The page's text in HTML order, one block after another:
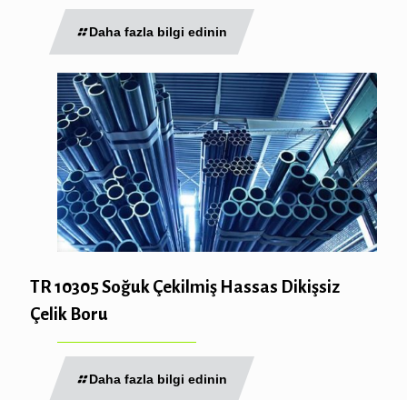
Daha fazla bilgi edinin
TR 10305 Soğuk Çekilmiş Hassas Dikişsiz
Çelik Boru
Daha fazla bilgi edinin